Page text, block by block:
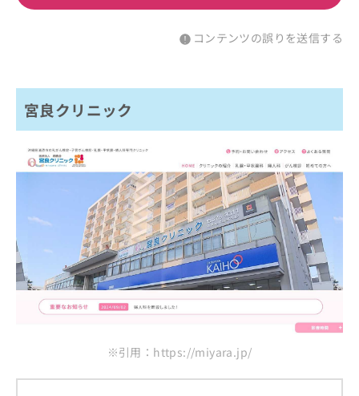
コンテンツの誤りを送信する
宮良クリニック
※引用：https://miyara.jp/